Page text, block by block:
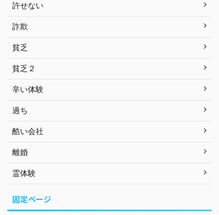
許せない
詐欺
貧乏
貧乏２
辛い体験
過ち
酷い会社
離婚
霊体験
固定ページ